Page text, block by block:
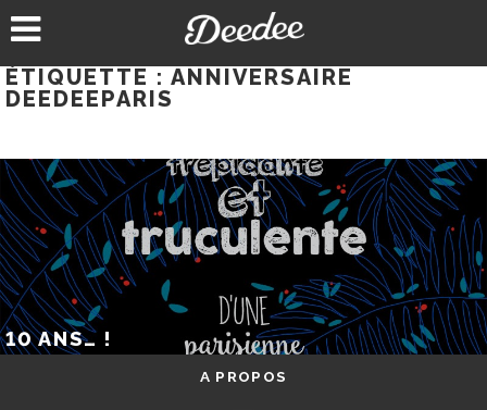
au
ÉTIQUETTE : ANNIVERSAIRE
DEEDEEPARIS
10 ANS… !
A PROPOS